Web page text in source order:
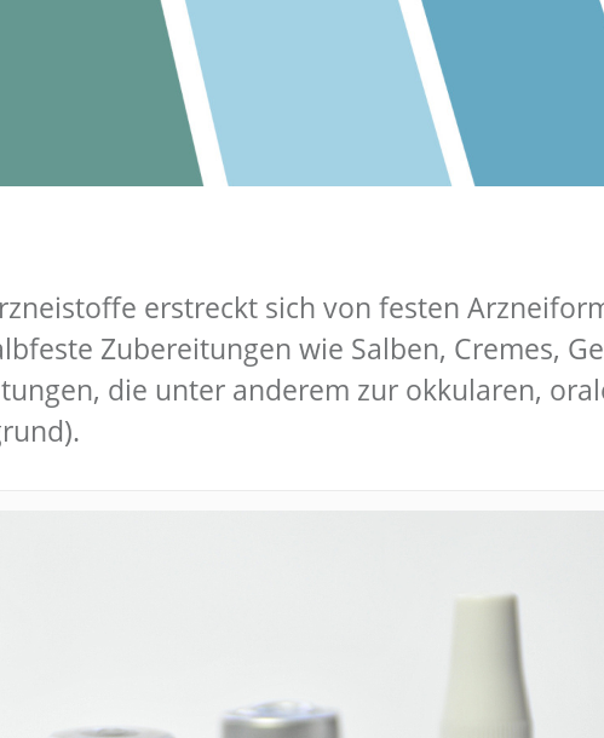
erstreckt sich von festen
Zubereitungen wie Salben, Cremes,
die unter anderem zur okkularen,